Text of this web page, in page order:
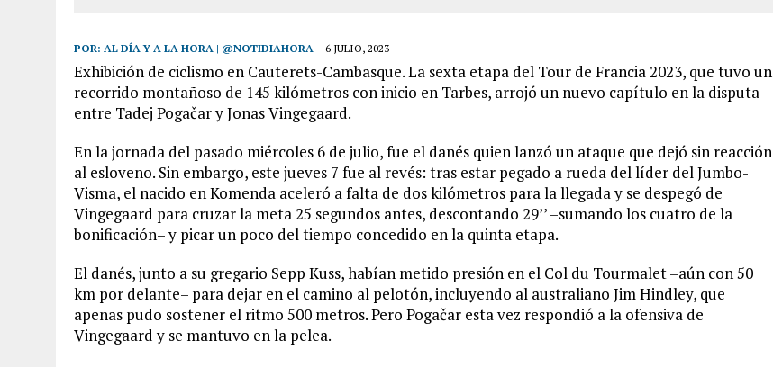
POR: AL DÍA Y A LA HORA | @NOTIDIAHORA 6 JULIO, 2023
Exhibición de ciclismo en Cauterets-Cambasque. La sexta etapa del Tour de Francia 2023, que tuvo un
recorrido montañoso de 145 kilómetros con inicio en Tarbes, arrojó un nuevo capítulo en la disputa
entre Tadej Pogačar y Jonas Vingegaard.
En la jornada del pasado miércoles 6 de julio, fue el danés quien lanzó un ataque que dejó sin reacción
al esloveno. Sin embargo, este jueves 7 fue al revés: tras estar pegado a rueda del líder del Jumbo-
Visma, el nacido en Komenda aceleró a falta de dos kilómetros para la llegada y se despegó de
Vingegaard para cruzar la meta 25 segundos antes, descontando 29’’ –sumando los cuatro de la
bonificación– y picar un poco del tiempo concedido en la quinta etapa.
El danés, junto a su gregario Sepp Kuss, habían metido presión en el Col du Tourmalet –aún con 50
km por delante– para dejar en el camino al pelotón, incluyendo al australiano Jim Hindley, que
apenas pudo sostener el ritmo 500 metros. Pero Pogačar esta vez respondió a la ofensiva de
Vingegaard y se mantuvo en la pelea.